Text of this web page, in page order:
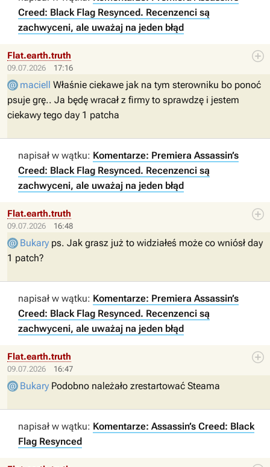
Creed: Black Flag Resynced. Recenzenci są
zachwyceni, ale uważaj na jeden błąd
09.07.2026 17:16
Flat.earth.truth
maciell Właśnie ciekawe jak na tym sterowniku bo ponoć
psuje grę.. Ja będę wracał z firmy to sprawdzę i jestem
ciekawy tego day 1 patcha
napisał w wątku: Komentarze: Premiera Assassin’s
Creed: Black Flag Resynced. Recenzenci są
zachwyceni, ale uważaj na jeden błąd
09.07.2026 16:48
Flat.earth.truth
Bukary ps. Jak grasz już to widziałeś może co wniósł day
1 patch?
napisał w wątku: Komentarze: Premiera Assassin’s
Creed: Black Flag Resynced. Recenzenci są
zachwyceni, ale uważaj na jeden błąd
09.07.2026 16:47
Flat.earth.truth
Bukary Podobno należało zrestartować Steama
napisał w wątku: Komentarze: Assassin’s Creed: Black
Flag Resynced